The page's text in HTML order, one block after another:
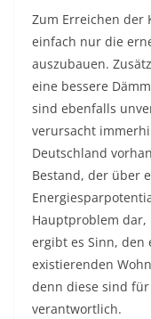
Zum Erreichen der
einfach nur die
auszubauen.
eine bessere
sind ebenfalls
verursacht
Deutschland
Bestand, der über
Hauptproblem dar,
ergibt es Sinn, den
existierenden
denn diese sind
verantwortlich.